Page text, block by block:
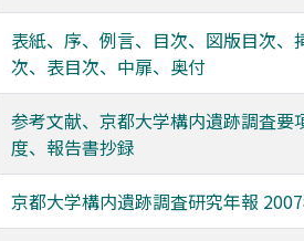
表紙、序、例言、目次、図版目次、
次、表目次、中扉、奥付
参考文献、京都大学構内遺跡調査要
度、報告書抄録
京都大学構内遺跡調査研究年報